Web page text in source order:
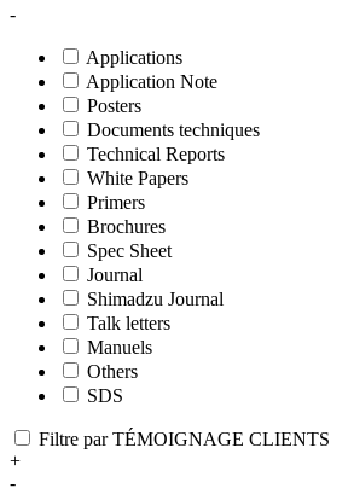
-
Applications
Application Note
Posters
Documents techniques
Technical Reports
White Papers
Primers
Brochures
Spec Sheet
Journal
Shimadzu Journal
Talk letters
Manuels
Others
SDS
Filtre par TÉMOIGNAGE CLIENTS
+
-